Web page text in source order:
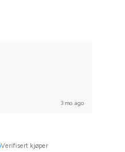
3 mo. ago
Verifisert kjøper